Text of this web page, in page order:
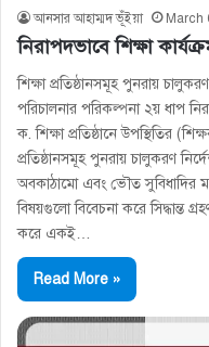
আনসার আহাম্মদ ভূঁইয়া March
নিরাপদভাবে শিক্ষা
শিক্ষা প্রতিষ্ঠানসমূহ পুনরায় চালুকরণ
পরিচালনার পরিকল্পনা ২য় ধাপ
ক. শিক্ষা প্রতিষ্ঠানে উপস্থিতির
প্রতিষ্ঠানসমূহ পুনরায় চালুকরণ
অবকাঠামাে এবং ভৌত সুবিধাদির
বিষয়গুলাে বিবেচনা করে সিদ্ধান্ত
করে একই…
Read More »